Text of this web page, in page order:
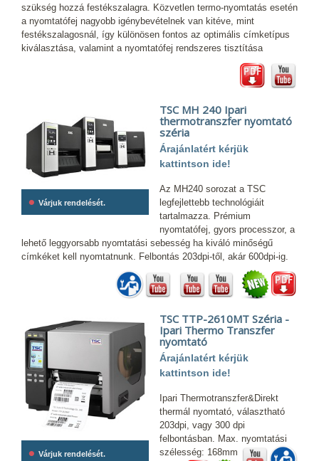
szükség hozzá festékszalagra. Közvetlen termo-nyomtatás esetén
a nyomtatófej nagyobb igénybevételnek van kitéve, mint
festékszalagosnál, így különösen fontos az optimális címketípus
kiválasztása, valamint a nyomtatófej rendszeres tisztítása
• Várjuk rendelését.
TSC MH 240 Ipari
thermotranszfer nyomtató
széria
Árajánlatért kérjük
kattintson ide!
Az MH240 sorozat a TSC
legfejlettebb technológiáit
tartalmazza. Prémium
nyomtatófej, gyors processzor, a
lehető leggyorsabb nyomtatási sebesség ha kiváló minőségű
címkéket kell nyomtatnunk. Felbontás 203dpi-től, akár 600dpi-ig.
• Várjuk rendelését.
TSC TTP-2610MT Széria -
Ipari Thermo Transzfer
nyomtató
Árajánlatért kérjük
kattintson ide!
Ipari Thermotranszfer&Direkt
thermál nyomtató, választható
203dpi, vagy 300 dpi
felbontásban. Max. nyomtatási
szélesség: 168mm